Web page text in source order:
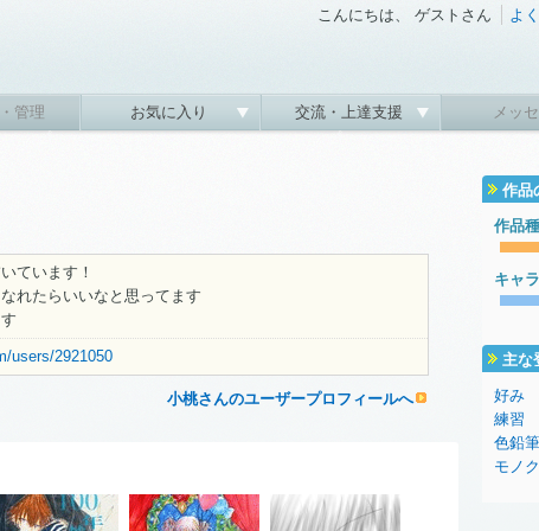
こんにちは、 ゲストさん よ
管理 お気に入り 交流・上達支援 メッ
ています！
れたらいいなと思ってます
users/2921050
小桃さんのユーザープロフィールへ
作品
作品
キャ
主な
好み
練習
色鉛
モノ